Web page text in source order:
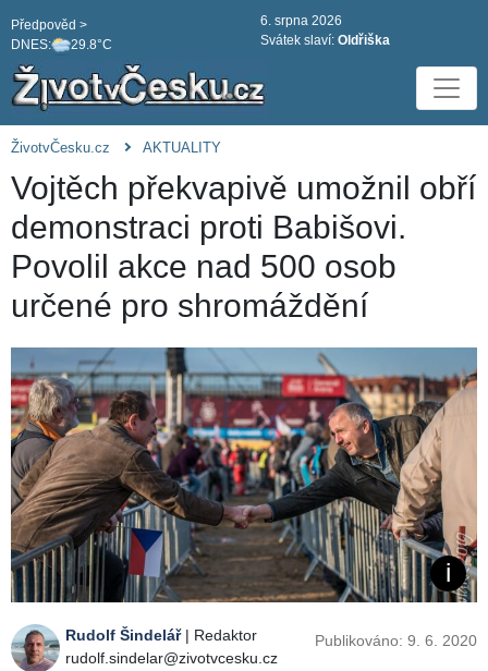
DNES: 29.8°C
Předpověd >
6. srpna 2026
Svátek slaví: Oldřiška
ŽivotvČesku.cz AKTUALITY
Vojtěch překvapivě umožnil obří
demonstraci proti Babišovi.
Povolil akce nad 500 osob
určené pro shromáždění
Rudolf Šindelář| Redaktor
rudolf.sindelar@zivotvcesku.cz
Publikováno: 9. 6. 2020